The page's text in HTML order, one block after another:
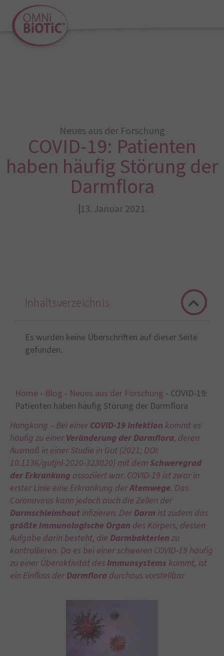
Neues aus der Forschung
COVID-19: Patienten
haben häufig Störung der
Darmflora
13. Januar 2021
Home - Blog - Neues aus der Forschung - COVID-19:
Patienten haben häufig Störung der Darmflora
Hongkong – Bei einerCOVID-19 Infektion kommt es
häufig zu einerVeränderung der Darmflora, deren
Ausmaß in einer Studie in Gut (2021; DOI:
10.1136/gutjnl-2020-323020) mit dem Schweregrad
der Erkrankung assoziiert war. COVID-19 ist zwar in
erster Linie eine Erkrankung derAtemwege. Das
Coronavirus kann jedoch auch die Zellen der
Darmschleimhaut infizieren. DerDarm ist zudem das
größte immunologische Organ des Körpers, dessen
Aufgabe darin besteht, die Darmbakterien zu
kontrollieren. Da es bei einer schweren COVID-19 häufig
zu einer Überaktivität des Immunsystems kommt, ist
ein Einfluss derDarmflora durchaus vorstellbar
Inhaltsverzeichnis
Es wurden keine Überschriften auf dieser Seite
gefunden.